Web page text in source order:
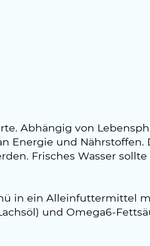
Abhängig von
Energie und Nährstoffen.
Frisches Wasser
in ein Alleinfuttermittel
und Omega6-